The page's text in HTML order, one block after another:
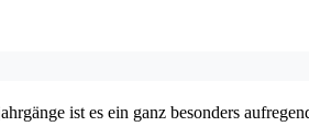
ist es ein ganz besonders